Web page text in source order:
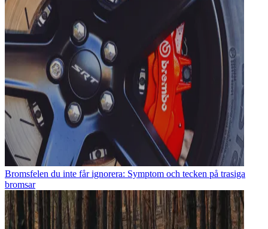
Bromsfelen du inte får ignorera: Symptom och tecken på trasiga
bromsar